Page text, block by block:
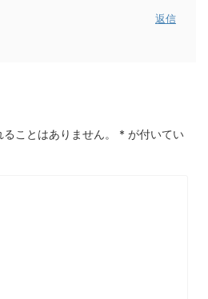
返信
ことはありません。 * が付いてい